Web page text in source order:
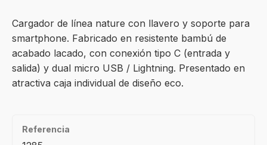
Cargador de línea nature con llavero y soporte para
smartphone. Fabricado en resistente bambú de
acabado lacado, con conexión tipo C (entrada y
salida) y dual micro USB / Lightning. Presentado en
atractiva caja individual de diseño eco.
Referencia